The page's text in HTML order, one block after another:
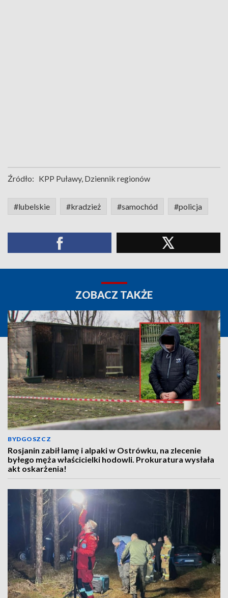
Źródło: KPP Puławy, Dziennik regionów
#lubelskie #kradzież #samochód #policja
ZOBACZ TAKŻE
BYDGOSZCZ
Rosjanin zabił lamę i alpaki w Ostrówku, na zlecenie
byłego męża właścicielki hodowli. Prokuratura wysłała
akt oskarżenia!